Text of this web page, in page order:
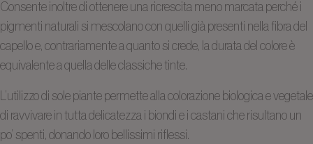
Consente inoltre di ottenere una ricrescita meno marcata perché i
pigmenti naturali si mescolano con quelli già presenti nella fibra del
capello e, contrariamente a quanto si crede, la durata del colore è
equivalente a quella delle classiche tinte.
L’utilizzo di sole piante permette alla colorazione biologica e vegetale
di ravvivare in tutta delicatezza i biondi e i castani che risultano un
po’ spenti, donando loro bellissimi riflessi.